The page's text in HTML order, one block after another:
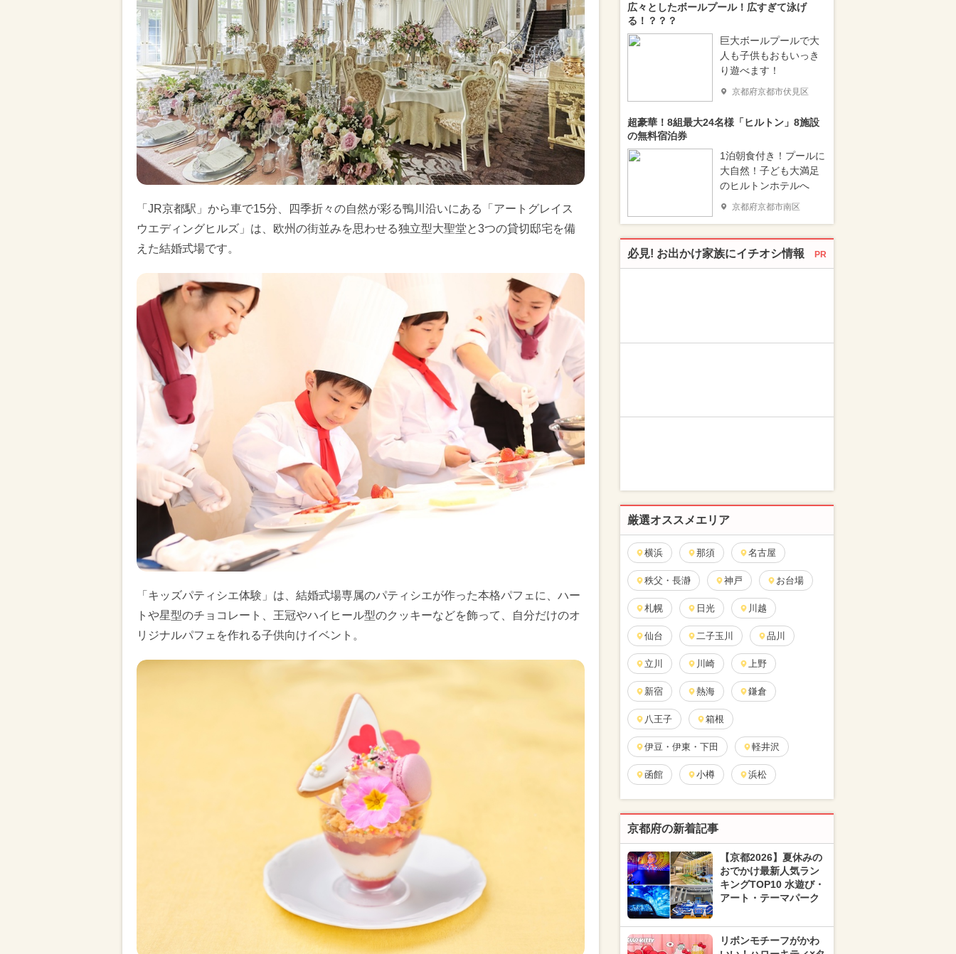
「JR京都駅」から車で15分、四季折々の自然が彩る鴨川沿いにある「アートグレイス
ウエディングヒルズ」は、欧州の街並みを思わせる独立型大聖堂と3つの貸切邸宅を備
えた結婚式場です。
「キッズパティシエ体験」は、結婚式場専属のパティシエが作った本格パフェに、ハー
トや星型のチョコレート、王冠やハイヒール型のクッキーなどを飾って、自分だけのオ
リジナルパフェを作れる子供向けイベント。
広々としたボールプール！広すぎて泳げ
る！？？？
巨大ボールプールで大
人も子供もおもいっき
り遊べます！
京都府京都市伏見区
超豪華！8組最大24名様「ヒルトン」8施設
の無料宿泊券
1泊朝食付き！プールに
大自然！子ども大満足
のヒルトンホテルへ
京都府京都市南区
必見! お出かけ家族にイチオシ情報 PR
厳選オススメエリア
横浜 那須 名古屋
秩父・長瀞 神戸 お台場
札幌 日光 川越
仙台 二子玉川 品川
立川 川崎 上野
新宿 熱海 鎌倉
八王子 箱根
伊豆・伊東・下田 軽井沢
函館 小樽 浜松
京都府の新着記事
【京都2026】夏休みの
おでかけ最新人気ラン
キングTOP10 水遊び・
アート・テーマパーク
リボンモチーフがかわ